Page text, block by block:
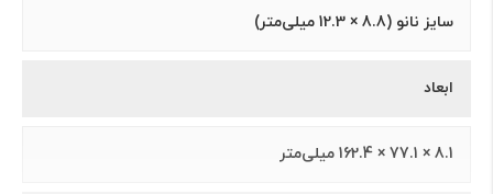
سایز نانو (8.8 × 12.3 میلی‌متر)
ابعاد
8.1 × 77.1 × 162.4 میلی‌متر